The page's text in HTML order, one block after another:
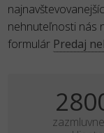
nehnuteľnosti nás
formulár Predaj